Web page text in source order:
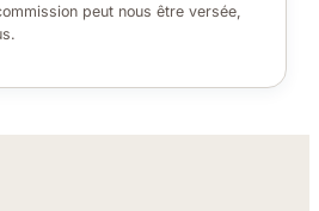
peut nous être versée,